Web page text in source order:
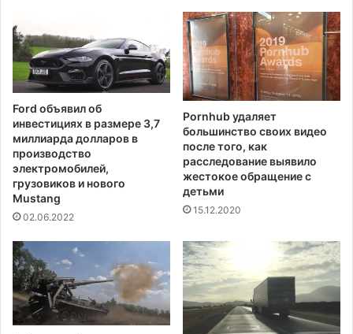
а
н
и
я
п
о
о
щ
и
в
в
а
к
у
а
ц
с
и
л
ь
о
о
н
а
в
о
н
е
н
и
я
Ford объявил об
инвестициях в размере 3,7
миллиарда долларов в
производство
электромобилей,
грузовиков и нового
Mustang
02.06.2022
Pornhub удаляет
большинство своих видео
после того, как
расследование выявило
жестокое обращение с
детьми
15.12.2020